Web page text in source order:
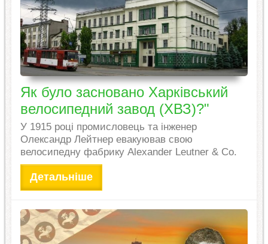
Як було засновано Харківський
велосипедний завод (ХВЗ)?"
У 1915 році промисловець та інженер
Олександр Лейтнер евакуював свою
велосипедну фабрику Alexander Leutner & Co.
Детальніше